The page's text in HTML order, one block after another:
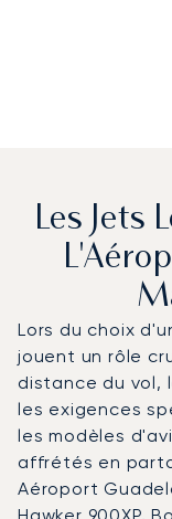
Les Jets
Lors du choix
jouent un rôle
distance du vol,
les exigences
les modèles
affrétés en
Aéroport
Hawker 900XP,